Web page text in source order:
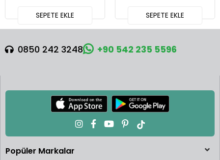
SEPETE EKLE SEPETE EKLE
0850 242 3248 +90 542 235 5596
Popüler Markalar